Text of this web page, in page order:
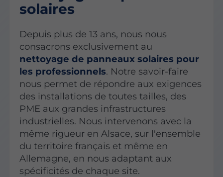
solaires
Depuis plus de 13 ans, nous nous
consacrons exclusivement au
nettoyage de panneaux solaires pour
les professionnels. Notre savoir-faire
nous permet de répondre aux exigences
des installations de toutes tailles, des
PME aux grandes infrastructures
industrielles. Nous intervenons avec la
même rigueur en Alsace, sur l'ensemble
du territoire français et même en
Allemagne, en nous adaptant aux
spécificités de chaque site.